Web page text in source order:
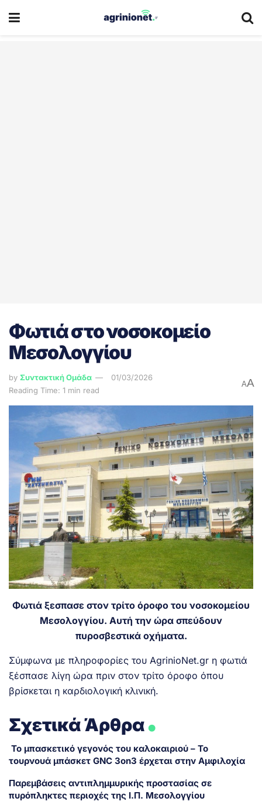
Φωτιά στο νοσοκομείο
Μεσολογγίου
by Συντακτική Ομάδα
01/03/2026
Reading Time: 1 min read
AA
Φωτιά ξεσπασε στον τρίτο όροφο του νοσοκομείου
Μεσολογγίου. Αυτή την ώρα σπεύδουν
πυροσβεστικά οχήματα.
Σύμφωνα με πληροφορίες του AgrinioNet.gr η φωτιά
ξέσπασε λίγη ώρα πριν στον τρίτο όροφο όπου
βρίσκεται η καρδιολογική κλινική.
Σχετικά Άρθρα.
Το μπασκετικό γεγονός του καλοκαιριού – Το
τουρνουά μπάσκετ GNC 3on3 έρχεται στην Αμφιλοχία
Παρεμβάσεις αντιπλημμυρικής προστασίας σε
πυρόπληκτες περιοχές της Ι.Π. Μεσολογγίου